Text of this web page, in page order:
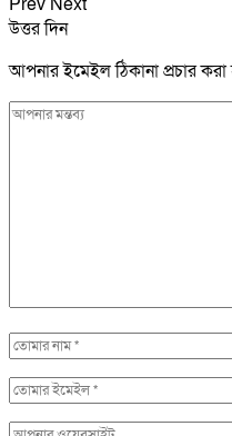
উত্তর দিন
আপনার ইমেইল ঠিকানা প্রচার করা